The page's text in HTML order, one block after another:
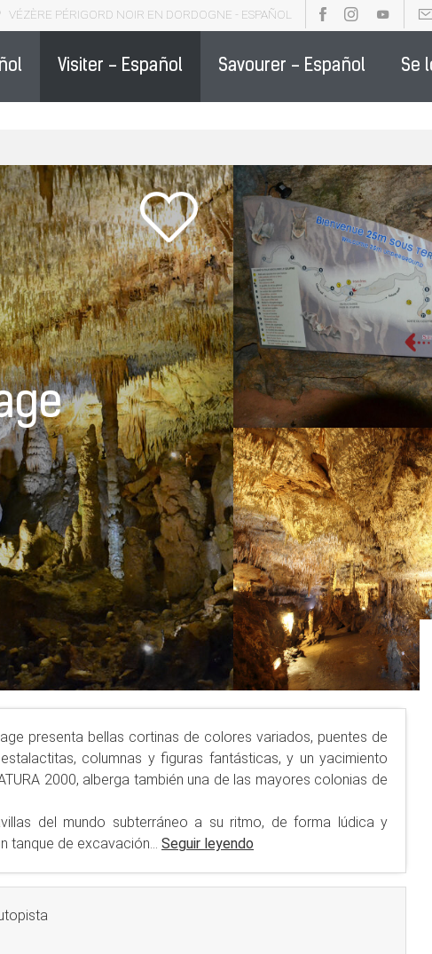
VÉZÈRE PÉRIGORD NOIR EN DORDOGNE - ESPAÑOL
Visiter - Español Savourer - Español Se
presenta bellas cortinas de colores variados, puentes de
columnas y figuras fantásticas, y un yacimiento
2000, alberga también una de las mayores colonias de
del mundo subterráneo a su ritmo, de forma lúdica y
tanque de excavación... Seguir leyendo